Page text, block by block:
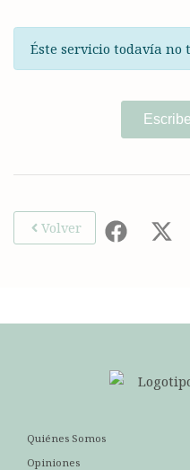
Éste servicio todavía
Volver
Quiénes Somos
Opiniones